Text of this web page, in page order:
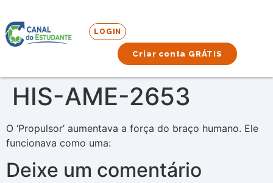
LOGIN
Criar conta GRÁTIS
HIS-AME-2653
O ‘Propulsor’ aumentava a força do braço humano. Ele
funcionava como uma:
Deixe um comentário